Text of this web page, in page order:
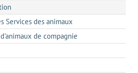
Services des animaux
de compagnie